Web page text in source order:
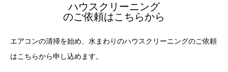
ハウスクリーニング
のご依頼はこちらから
エアコンの清掃を始め、水まわりのハウスクリーニングのご依頼
はこちらから申し込めます。